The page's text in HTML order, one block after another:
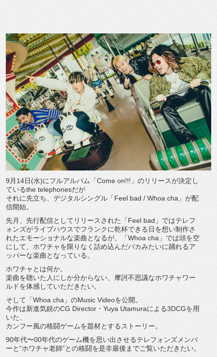
9月14日(水)にフルアルバム「Come on!!!」のリリースが決定し
ているthe telephonesだが
それに先立ち、デジタルシングル「Feel bad / Whoa cha」が配
信開始。
先月、先行配信としてリリースされた「Feel bad」 ではテレフ
ォンズがライブハウスでフランクに乾杯できる日を想い制作さ
れたエモーショナルな楽曲となるが、「Whoa cha」では頭を空
にして、 ホワチャを限りなく詰め込んだバカみたいに踊れるア
ッパーな楽曲 となっている。
ホワチャとは何か。
楽曲を聴いた人にしか分からない、 摩訶不思議なホワチャワー
ルドを体感していただきたい。
そして「Whoa cha」のMusic Videoを公開。
今作は新進気鋭のCG Director・Yuya Utamuraによる3DCGを用
いた、
カンフー風の格闘ゲームを題材とするストーリー。
90年代〜00年代のゲーム機を思い出させるテレフォンズメンバ
ーと“ホワチャ老師”との格闘を是非最後までご覧いただきたい。